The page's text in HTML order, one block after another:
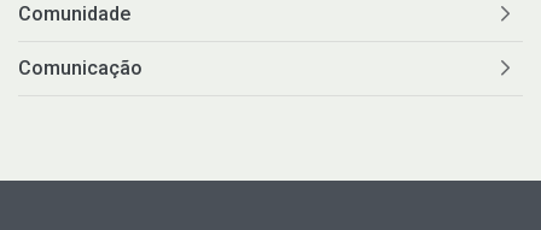
Comunidade
Comunicação